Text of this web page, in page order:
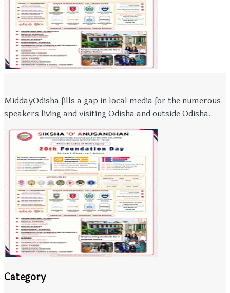
MiddayOdisha fills a gap in local media for the numerous
speakers living and visiting Odisha and outside Odisha.
Category